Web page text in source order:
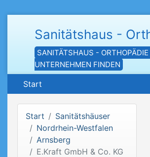
Sanitätshaus -
SANITÄTSHAUS -
UNTERNEHMEN FINDEN
Start
Start
Sanitätshäuser
Nordrhein-Westfalen
Arnsberg
E.Kraft GmbH & Co. KG